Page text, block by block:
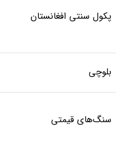
پکول سنتی افغانستان
بلوچی
سنگ‌های قیمتی